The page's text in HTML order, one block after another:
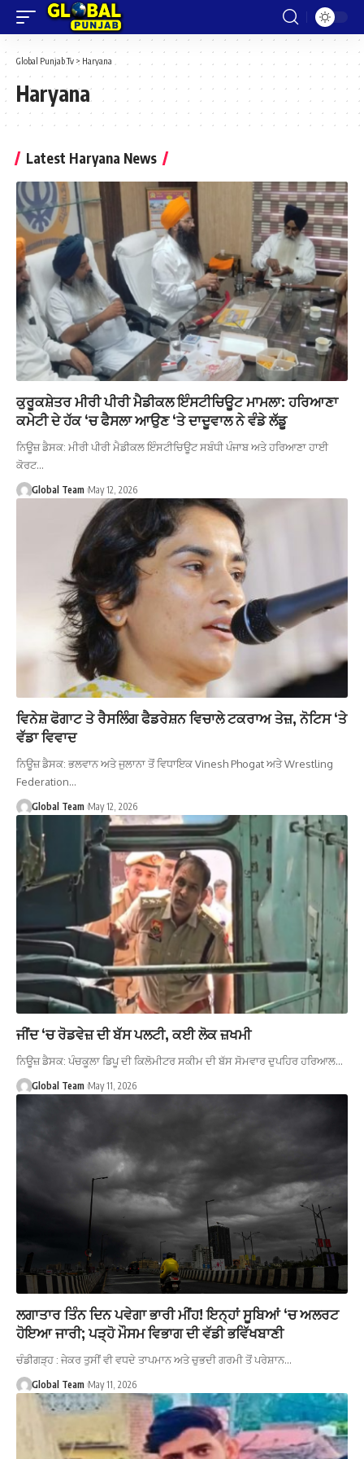
Global Punjab Tv > Haryana
Haryana
Latest Haryana News
ਕੁਰੂਕਸ਼ੇਤਰ ਮੀਰੀ ਪੀਰੀ ਮੈਡੀਕਲ ਇੰਸਟੀਚਿਊਟ ਮਾਮਲਾ: ਹਰਿਆਣਾ
ਕਮੇਟੀ ਦੇ ਹੱਕ ‘ਚ ਫੈਸਲਾ ਆਉਣ ‘ਤੇ ਦਾਦੂਵਾਲ ਨੇ ਵੰਡੇ ਲੱਡੂ
ਨਿਊਜ਼ ਡੈਸਕ: ਮੀਰੀ ਪੀਰੀ ਮੈਡੀਕਲ ਇੰਸਟੀਚਿਊਟ ਸਬੰਧੀ ਪੰਜਾਬ ਅਤੇ ਹਰਿਆਣਾ ਹਾਈ
ਕੋਰਟ…
Global Team May 12, 2026
ਵਿਨੇਸ਼ ਫੋਗਾਟ ਤੇ ਰੈਸਲਿੰਗ ਫੈਡਰੇਸ਼ਨ ਵਿਚਾਲੇ ਟਕਰਾਅ ਤੇਜ਼, ਨੋਟਿਸ ‘ਤੇ
ਵੱਡਾ ਵਿਵਾਦ
ਨਿਊਜ਼ ਡੈਸਕ: ਭਲਵਾਨ ਅਤੇ ਜੁਲਾਨਾ ਤੋਂ ਵਿਧਾਇਕ Vinesh Phogat ਅਤੇ Wrestling
Federation…
Global Team May 12, 2026
ਜੀਂਦ ‘ਚ ਰੋਡਵੇਜ਼ ਦੀ ਬੱਸ ਪਲਟੀ, ਕਈ ਲੋਕ ਜ਼ਖਮੀ
ਨਿਊਜ਼ ਡੈਸਕ: ਪੰਚਕੂਲਾ ਡਿਪੂ ਦੀ ਕਿਲੋਮੀਟਰ ਸਕੀਮ ਦੀ ਬੱਸ ਸੋਮਵਾਰ ਦੁਪਹਿਰ ਹਰਿਆਲ…
Global Team May 11, 2026
ਲਗਾਤਾਰ ਤਿੰਨ ਦਿਨ ਪਵੇਗਾ ਭਾਰੀ ਮੀਂਹ! ਇਨ੍ਹਾਂ ਸੂਬਿਆਂ ‘ਚ ਅਲਰਟ
ਹੋਇਆ ਜਾਰੀ; ਪੜ੍ਹੋ ਮੌਸਮ ਵਿਭਾਗ ਦੀ ਵੱਡੀ ਭਵਿੱਖਬਾਣੀ
ਚੰਡੀਗੜ੍ਹ : ਜੇਕਰ ਤੁਸੀਂ ਵੀ ਵਧਦੇ ਤਾਪਮਾਨ ਅਤੇ ਚੁਭਦੀ ਗਰਮੀ ਤੋਂ ਪਰੇਸ਼ਾਨ…
Global Team May 11, 2026